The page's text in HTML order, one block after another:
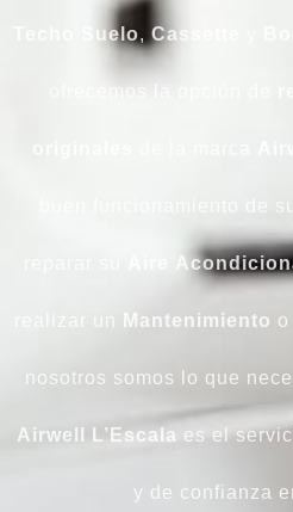
Techo Suelo, Cassette
ofrecemos la opción de
buen funcionamiento de
realizar un Mantenimiento
nosotros somos lo que
Airwell L’Escala es el
y de confianza